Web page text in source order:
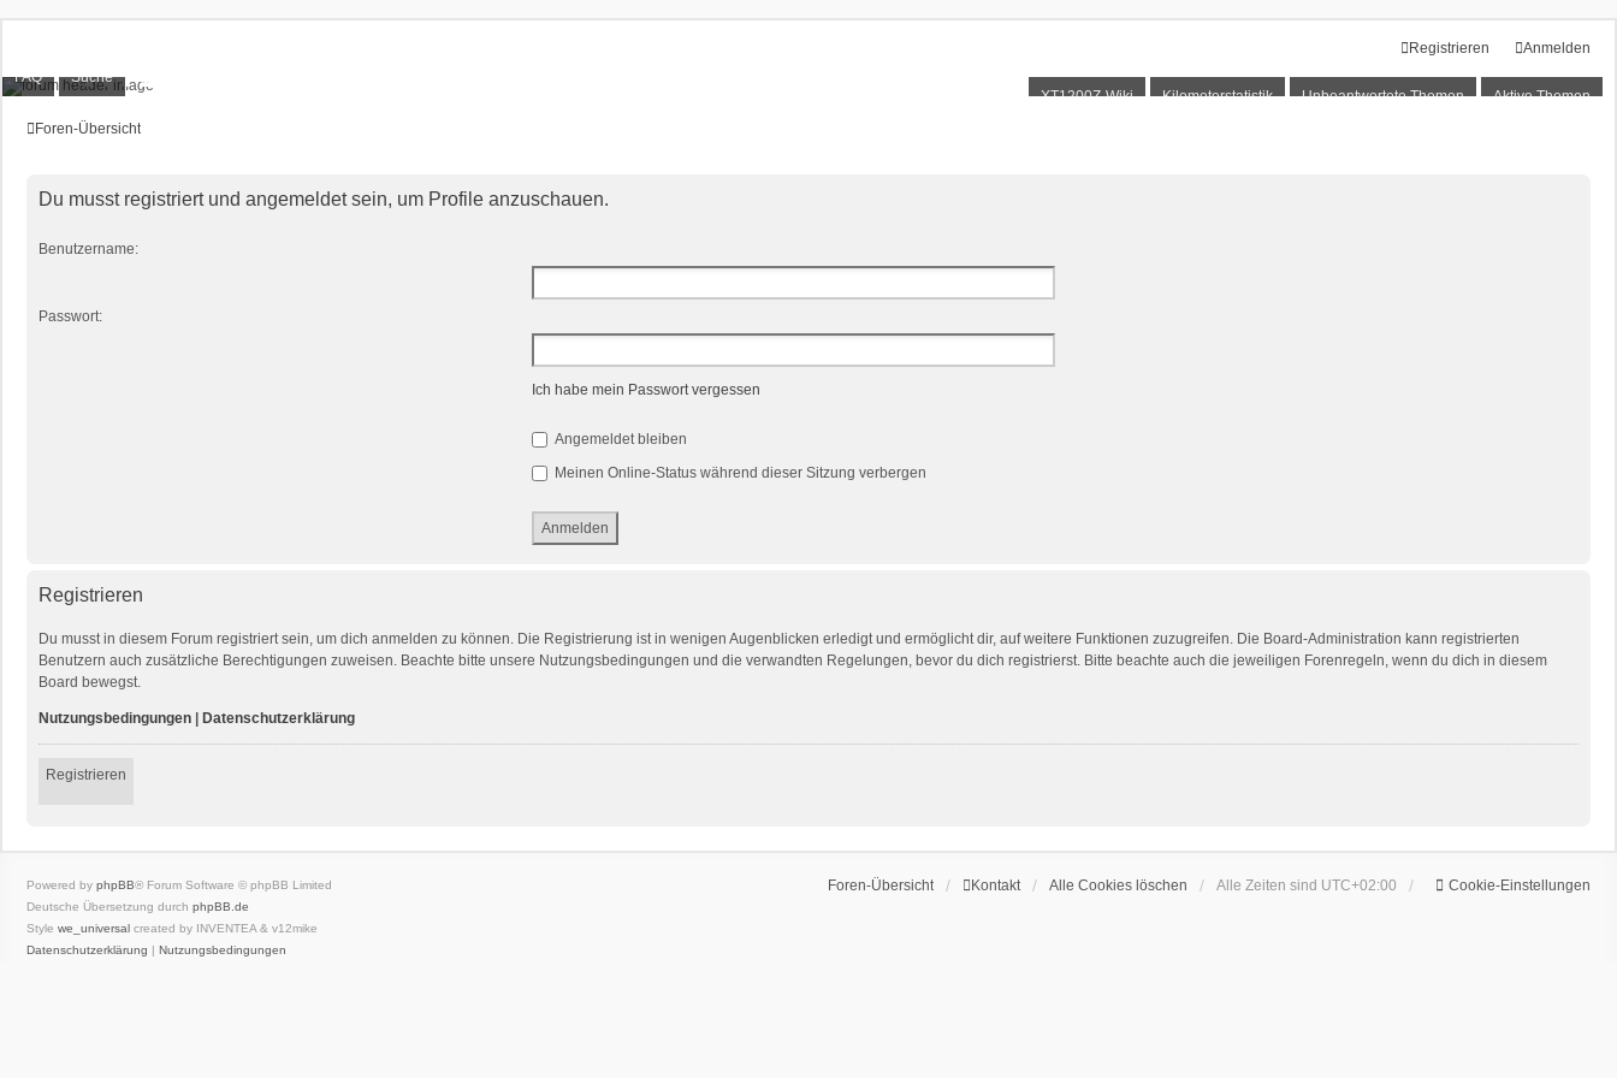
Anmelden
Registrieren
XT1200Z-Wiki Kilometerstatistik Unbeantwortete Themen Aktive Themen
XT1200Z-Forum
FAQ Suche
Foren-Übersicht
Du musst registriert und angemeldet sein, um Profile anzuschauen.
Benutzername:
Passwort:
Ich habe mein Passwort vergessen
Angemeldet bleiben
Meinen Online-Status während dieser Sitzung verbergen
Registrieren
Du musst in diesem Forum registriert sein, um dich anmelden zu können. Die Registrierung ist in wenigen Augenblicken erledigt und ermöglicht dir, auf weitere Funktionen zuzugreifen. Die Board-Administration kann registrierten
Benutzern auch zusätzliche Berechtigungen zuweisen. Beachte bitte unsere Nutzungsbedingungen und die verwandten Regelungen, bevor du dich registrierst. Bitte beachte auch die jeweiligen Forenregeln, wenn du dich in diesem
Board bewegst.
Nutzungsbedingungen Datenschutzerklärung
Registrieren
Foren-Übersicht Kontakt Alle Cookies löschen Alle Zeiten sind UTC+02:00 Cookie-Einstellungen
Powered by phpBB® Forum Software © phpBB Limited
Deutsche Übersetzung durch phpBB.de
Style we_universal created by INVENTEA & v12mike
Datenschutzerklärung | Nutzungsbedingungen